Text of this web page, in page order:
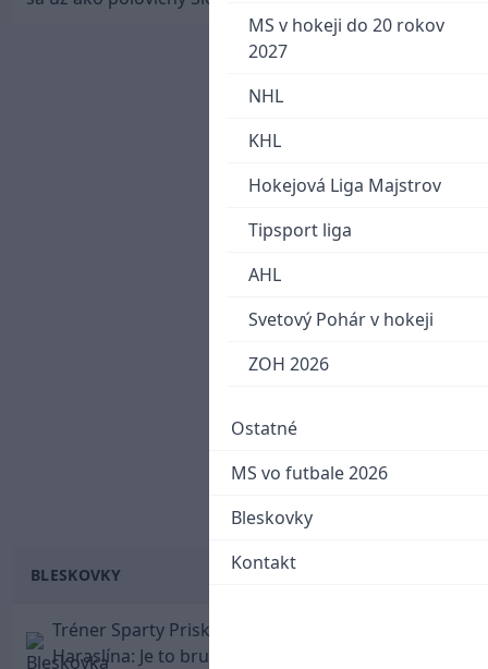
MS v hokeji do 20 rokov
2027
NHL
KHL
Hokejová Liga Majstrov
Tipsport liga
AHL
Svetový Pohár v hokeji
ZOH 2026
Ostatné
MS vo futbale 2026
Bleskovky
Kontakt
BLESKOVKY
Tréner Sparty Priske emotívne o odchode
Haraslína: Je to brutálny a cynický futbalový svet